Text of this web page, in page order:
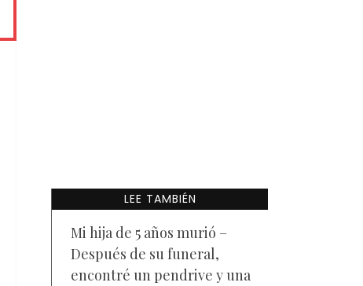
LEE TAMBIÉN
Mi hija de 5 años murió –
Después de su funeral,
encontré un pendrive y una